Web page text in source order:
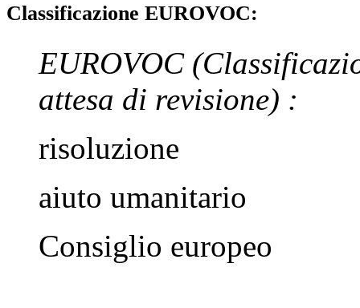
Classificazione EUROVOC:
EUROVOC
attesa di revisione) :
risoluzione
aiuto umanitario
Consiglio europeo